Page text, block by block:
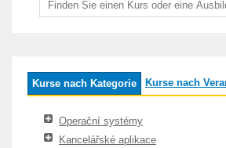
Kurse nach Kategorie Kurse nach
Operační systémy
Kancelářské aplikace